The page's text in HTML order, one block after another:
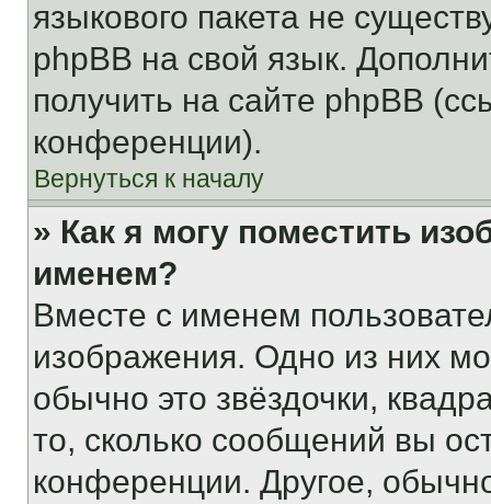
языкового пакета не
phpBB на свой язык.
получить на сайте phpBB
конференции).
Вернуться к началу
» Как я могу поместить
именем?
Вместе с именем
изображения. Одно из них
обычно это звёздочки,
то, сколько сообщений вы
конференции. Другое,